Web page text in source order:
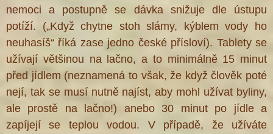
nemoci a postupně se dávka snižuje dle ústupu
potíží. („Když chytne stoh slámy, kýblem vody ho
neuhasíš“ říká zase jedno české přísloví). Tablety se
užívají většinou na lačno, a to minimálně 15 minut
před jídlem (neznamená to však, že když člověk poté
nejí, tak se musí nutně najíst, aby mohl užívat byliny,
ale prostě na lačno!) anebo 30 minut po jídle a
zapíjejí se teplou vodou. V případě, že užíváte